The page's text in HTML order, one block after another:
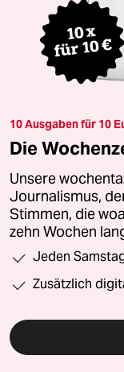
10 Ausgaben für 10
Die
Unsere
Journalismus,
Stimmen, die
zehn Wochen
Jeden
Zusätzlich